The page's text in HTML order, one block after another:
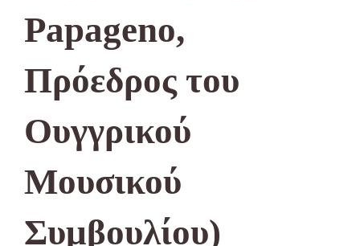
Papageno,
Πρόεδρος του
Ουγγρικού
Μουσικού
Συμβουλίου)